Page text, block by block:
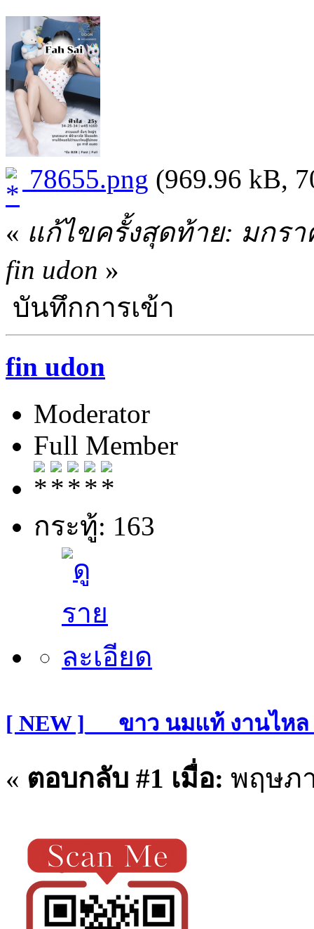
78655.png (969.96 kB,
« แก้ไขครั้งสุดท้าย: มกรา
fin udon »
บันทึกการเข้า
fin udon
Moderator
Full Member
กระทู้: 163
[ NEW ]___ขาว นมแท้ งานไห
« ตอบกลับ #1 เมื่อ: พฤษภา